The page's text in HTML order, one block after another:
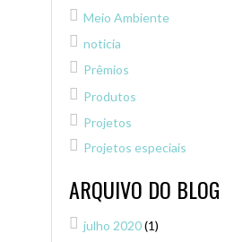
Meio Ambiente
noticia
Prêmios
Produtos
Projetos
Projetos especiais
ARQUIVO DO BLOG
julho 2020(1)